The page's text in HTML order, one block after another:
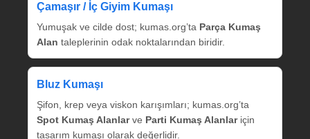
Çamaşır / İç Giyim Kumaşı
Yumuşak ve cilde dost; kumas.org’ta Parça Kumaş
Alan taleplerinin odak noktalarından biridir.
Bluz Kumaşı
Şifon, krep veya viskon karışımları; kumas.org’ta
Spot Kumaş Alanlarve Parti Kumaş Alanlariçin
tasarım kumaşı olarak değerlidir.